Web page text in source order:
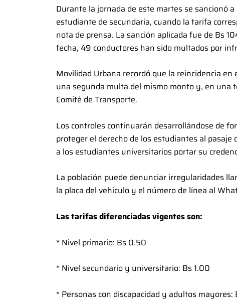
Durante la jornada de este martes se sancionó
estudiante de secundaria, cuando la tarifa
nota de prensa. La sanción aplicada fue de Bs
fecha, 49 conductores han sido multados por
Movilidad Urbana recordó que la reincidencia
una segunda multa del mismo monto y, en una
Comité de Transporte.
Los controles continuarán desarrollándose de
proteger el derecho de los estudiantes al
a los estudiantes universitarios portar su
La población puede denunciar irregularidades
la placa del vehículo y el número de línea al
Las tarifas diferenciadas vigentes son:
* Nivel primario: Bs 0.50
* Nivel secundario y universitario: Bs 1.00
* Personas con discapacidad y adultos mayores: